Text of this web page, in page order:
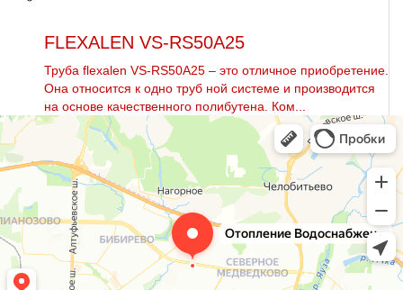
FLEXALEN VS-RS50A25
Труба flехalеn VS-RS50A25 – это отличное приобретение.
Она относится к одно тpуб ной системе и производится
на основе качественного полибутена. Ком...